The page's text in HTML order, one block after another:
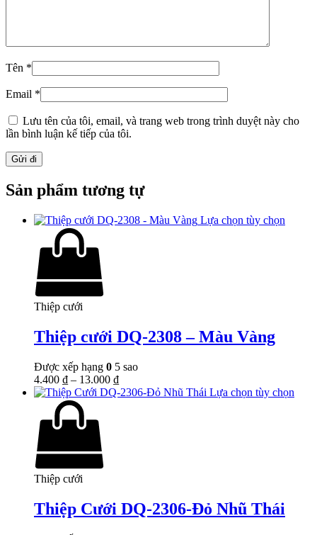
Tên *
Email *
Lưu tên của tôi, email, và trang web trong trình duyệt này cho
lần bình luận kế tiếp của tôi.
Sản phẩm tương tự
Lựa chọn tùy chọn
Thiệp cưới
Thiệp cưới DQ-2308 – Màu Vàng
Được xếp hạng 0 5 sao
4.400 ₫ – 13.000 ₫
Lựa chọn tùy chọn
Thiệp cưới
Thiệp Cưới DQ-2306-Đỏ Nhũ Thái